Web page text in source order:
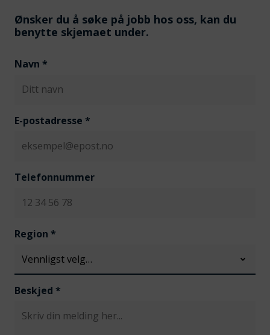
Ønsker du å søke på jobb hos oss, kan du
benytte skjemaet under.
Navn *
E-postadresse *
Telefonnummer
Region *
Beskjed *